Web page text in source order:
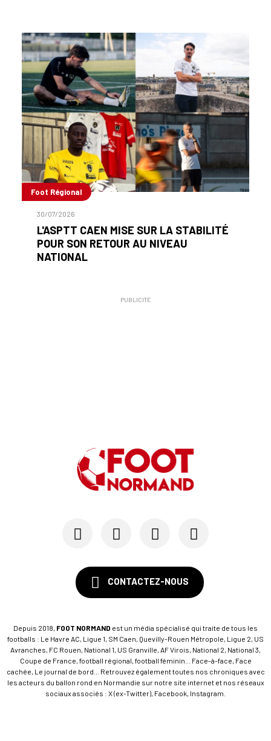
Foot Régional
30/07/2026
L'ASPTT CAEN MISE SUR LA STABILITÉ
POUR SON RETOUR AU NIVEAU
NATIONAL
PUBLICITÉ
CONTACTEZ-NOUS
Depuis 2018, FOOT NORMAND est un média spécialisé qui traite de tous les
footballs : Le Havre AC, Ligue 1, SM Caen, Quevilly-Rouen Métropole, Ligue 2, US
Avranches, FC Rouen, National 1, US Granville, AF Virois, National 2, National 3,
Coupe de France, football régional, football féminin... Face-à-face, Face
cachée, Le journal de bord... Retrouvez également toutes nos chroniques avec
les acteurs du ballon rond en Normandie sur notre site internet et nos réseaux
sociaux associés : X (ex-Twitter), Facebook, Instagram.